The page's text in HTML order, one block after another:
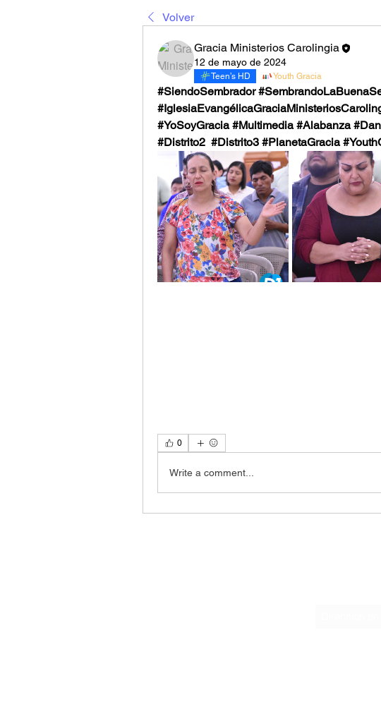
Volver
Gracia Ministerios Carolingia
12 de mayo de 2024
Teen’s HD Youth Gracia
#SiendoSembrador
#YoSoyGracia #Multimedia #Alabanza
#Distrito2  #Distrito3 #PlanetaGracia
0
Write a comment...